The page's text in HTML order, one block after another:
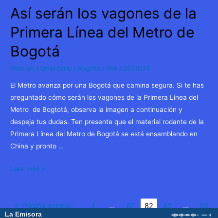
Así serán los vagones de la
Primera Línea del Metro de
Bogotá
Deja un comentario / Bogotá / Por c2521078
El Metro avanza por una Bogotá que camina segura. Si te has
preguntado cómo serán los vagones de la Primera Línea del
Metro de Bogtotá, observa la imagen a continuación y
despeja tus dudas. Ten presente que el material rodante de la
Primera Línea del Metro de Bogotá se está ensamblando en
China y pronto …
Así
vagones
Leer más »
Paginación
de
←Página anterior 1 … 81 82 83 … 86